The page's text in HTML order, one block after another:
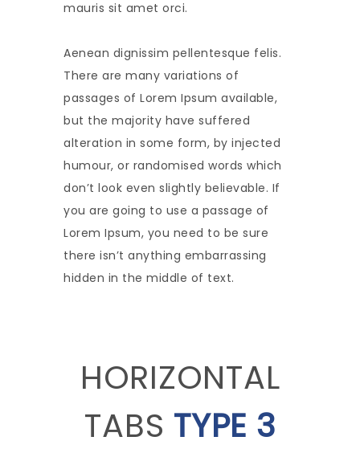
mauris sit amet orci.
Aenean dignissim pellentesque felis.
There are many variations of
passages of Lorem Ipsum available,
but the majority have suffered
alteration in some form, by injected
humour, or randomised words which
don’t look even slightly believable. If
you are going to use a passage of
Lorem Ipsum, you need to be sure
there isn’t anything embarrassing
hidden in the middle of text.
HORIZONTAL
TABS TYPE 3